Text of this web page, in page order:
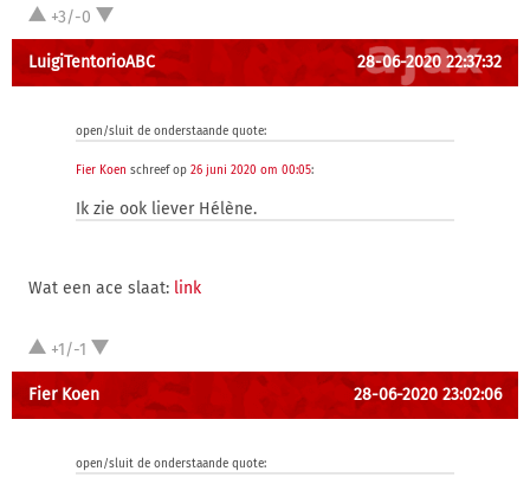
+3/-0
LuigiTentorioABC 28-06-2020 22:37:32
open/sluit de onderstaande quote:
Fier Koen schreef op 26 juni 2020 om 00:05:
Ik zie ook liever Hélène.
Wat een ace slaat: link
+1/-1
Fier Koen 28-06-2020 23:02:06
open/sluit de onderstaande quote: